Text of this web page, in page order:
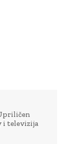
i televizija